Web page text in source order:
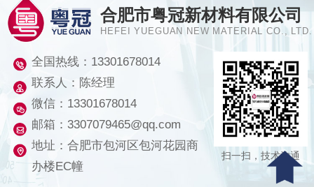
合肥市粤冠新材料有限公司
HEFEI YUEGUAN NEW MATERIAL CO., LTD.
全国热线： 13301678014
联系人：陈经理
微信：13301678014
邮箱：3307079465@qq.com
地址：合肥市包河区包河花园商
办楼EC幢
扫一扫，技术沟通